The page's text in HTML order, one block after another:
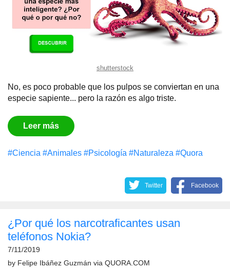
shutterstock
No, es poco probable que los pulpos se conviertan en una
especie sapiente... pero la razón es algo triste.
Leer más
#Сiencia #Animales #Psicología #Naturaleza #Quora
Twitter Facebook
¿Por qué los narcotraficantes usan
teléfonos Nokia?
7/11/2019
by Felipe Ibáñez Guzmán via QUORA.COM